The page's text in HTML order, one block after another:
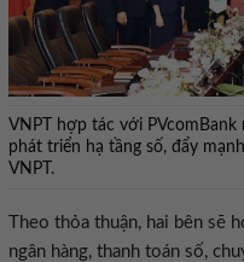
VNPT hợp tác với PVcomBank
phát triển hạ tầng số, đẩy
VNPT.
Theo thỏa thuận, hai bên sẽ
ngân hàng, thanh toán số,